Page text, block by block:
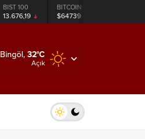
BITCOIN
$64739
ETHEREUM
$1908.87
Bingöl, 32°C
Açık